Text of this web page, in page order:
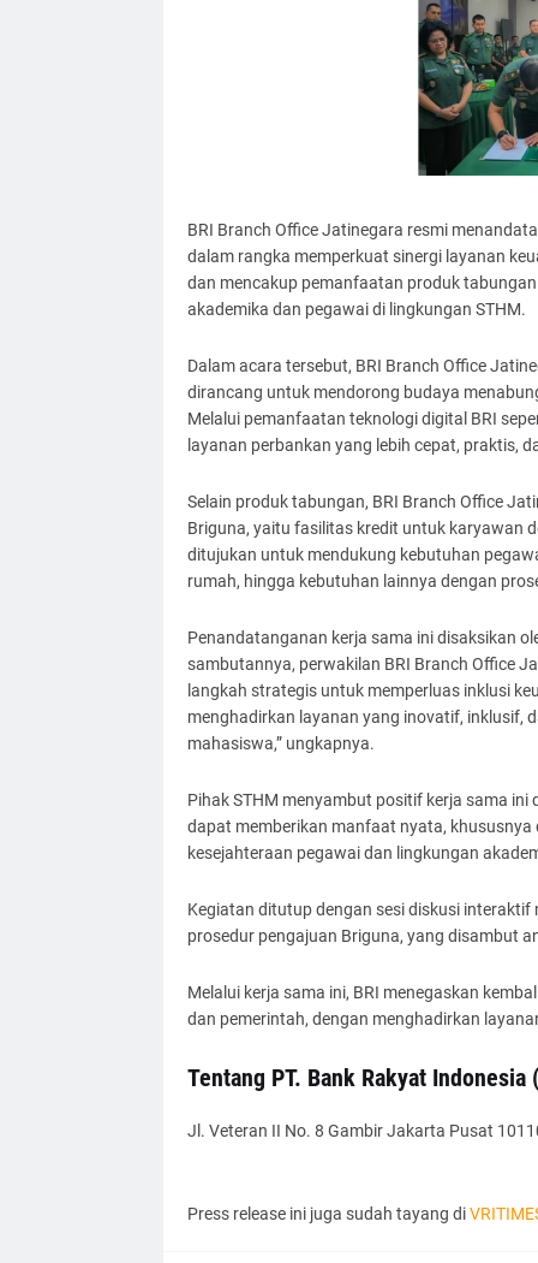
BRI Branch Office Jatinegara resmi
dalam rangka memperkuat sinergi layanan
dan mencakup pemanfaatan produk
akademika dan pegawai di lingkungan STHM.
Dalam acara tersebut, BRI Branch Office
dirancang untuk mendorong budaya
Melalui pemanfaatan teknologi digital BRI
layanan perbankan yang lebih cepat, praktis,
Selain produk tabungan, BRI Branch Office
Briguna, yaitu fasilitas kredit untuk karyawan
ditujukan untuk mendukung kebutuhan
rumah, hingga kebutuhan lainnya dengan
Penandatanganan kerja sama ini disaksikan
sambutannya, perwakilan BRI Branch Office
langkah strategis untuk memperluas inklusi
menghadirkan layanan yang inovatif, inklusif,
mahasiswa,” ungkapnya.
Pihak STHM menyambut positif kerja sama
dapat memberikan manfaat nyata,
kesejahteraan pegawai dan lingkungan
Kegiatan ditutup dengan sesi diskusi
prosedur pengajuan Briguna, yang disambut
Melalui kerja sama ini, BRI menegaskan
dan pemerintah, dengan menghadirkan
Tentang PT. Bank Rakyat
Jl. Veteran II No. 8 Gambir Jakarta Pusat
Press release ini juga sudah tayang di